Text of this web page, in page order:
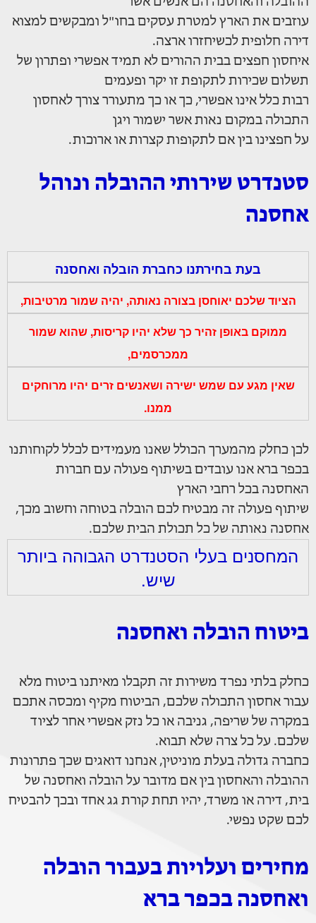
עוזבים את הארץ למטרת עסקים בחו"ל ומבקשים למצוא
דירה חלופית לכשיחזרו ארצה.
איחסון חפצים בבית ההורים לא תמיד אפשרי ופתרון של
תשלום שכירות לתקופת זו יקר ופעמים
רבות כלל אינו אפשרי, כך או כך מתעורר צורך לאחסון
התכולה במקום נאות אשר ישמור ויגן
על חפצינו בין אם לתקופות קצרות או ארוכות.
סטנדרט שירותי ההובלה ונוהל
אחסנה
בעת בחירתנו כחברת הובלה ואחסנה
הציוד שלכם יאוחסן בצורה נאותה, יהיה שמור מרטיבות,
ממוקם באופן זהיר כך שלא יהיו קריסות, שהוא שמור
ממכרסמים,
שאין מגע עם שמש ישירה ושאנשים זרים יהיו מרוחקים
ממנו.
לכן כחלק מהמערך הכולל שאנו מעמידים לכלל לקוחותנו
בכפר ברא אנו עובדים בשיתוף פעולה עם חברות
האחסנה בכל רחבי הארץ
שיתוף פעולה זה מבטיח לכם הובלה בטוחה וחשוב מכך,
אחסנה נאותה של כל תכולת הבית שלכם.
המחסנים בעלי הסטנדרט הגבוהה ביותר
שיש.
ביטוח הובלה ואחסנה
כחלק בלתי נפרד משירות זה תקבלו מאיתנו ביטוח מלא
עבור אחסון התכולה שלכם, הביטוח מקיף ומכסה אתכם
במקרה של שריפה, גניבה או כל נזק אפשרי אחר לציוד
שלכם. על כל צרה שלא תבוא.
כחברה גדולה בעלת מוניטין, אנחנו דואגים שכך פתרונות
ההובלה והאחסון בין אם מדובר על הובלה ואחסנה של
בית, דירה או משרד, יהיו תחת קורת גג אחד ובכך להבטיח
לכם שקט נפשי.
מחירים ועלויות בעבור הובלה
ואחסנה בכפר ברא